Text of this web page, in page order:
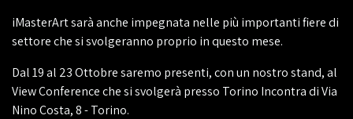
iMasterArt sarà anche impegnata nelle più importanti fiere di
settore che si svolgeranno proprio in questo mese.
Dal 19 al 23 Ottobre saremo presenti, con un nostro stand, al
View Conference che si svolgerà presso Torino Incontra di Via
Nino Costa, 8 - Torino.